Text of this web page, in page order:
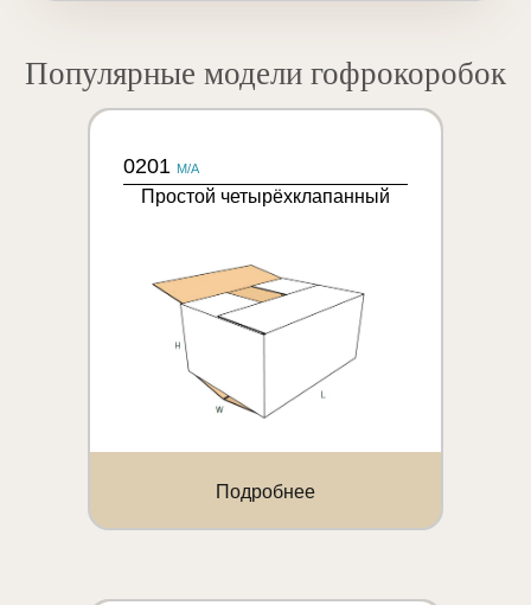
Популярные модели гофрокоробок
0201 M/A
Простой четырёхклапанный
Подробнее